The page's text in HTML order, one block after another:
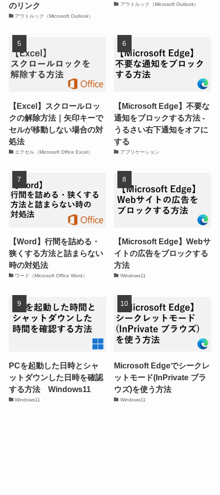
のリンク
アウトルック（Microsoft Outlook）
アウトルック（Microsoft Outlook）
【Excel】スクロールロッ
クの解除方法｜矢印キーで
セルが移動しない場合の対
処法
エクセル（Microsoft Office Excel）
【Microsoft Edge】不要な
通知をブロックする方法 -
うるさい右下通知をオフに
する
アプリケーション
【Word】行間を詰める・
狭くする方法と詰まらない
時の対処法
ワード（Microsoft Office Word）
【Microsoft Edge】Webサ
イトの広告をブロックする
方法
Windows11
PCを起動した日時とシャ
ットダウンした日時を確認
する方法 Windows11
Windows11
Microsoft Edgeでシークレ
ットモード(InPrivate ブラ
ウズ)を使う方法
Windows11